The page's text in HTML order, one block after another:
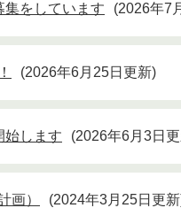
集をしています 2026年7
2026年6月25日更新
始します 2026年6月3日
画） 2024年3月25日更新